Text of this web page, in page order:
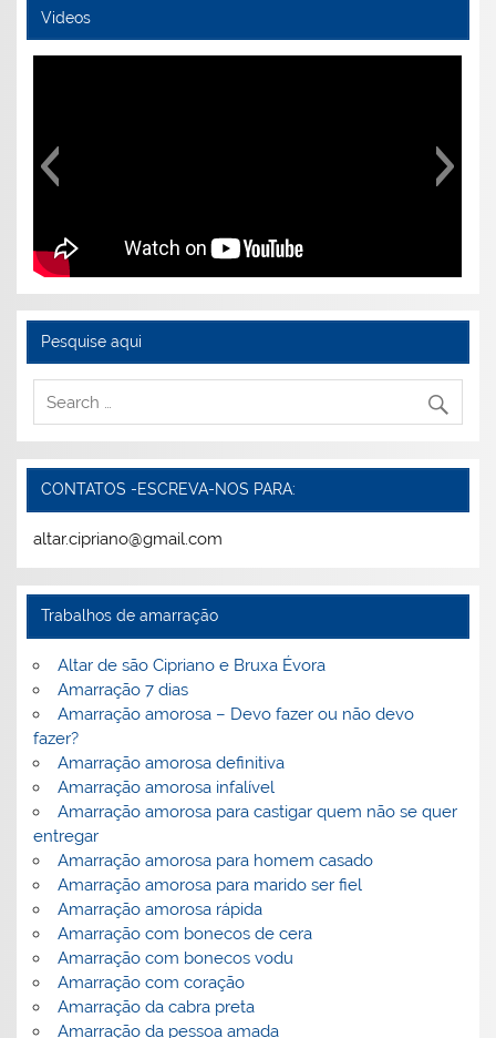
Videos
Pesquise aqui
CONTATOS -ESCREVA-NOS PARA:
altar.cipriano@gmail.com
Trabalhos de amarração
Altar de são Cipriano e Bruxa Évora
Amarração 7 dias
Amarração amorosa – Devo fazer ou não devo
fazer?
Amarração amorosa definitiva
Amarração amorosa infalível
Amarração amorosa para castigar quem não se quer
entregar
Amarração amorosa para homem casado
Amarração amorosa para marido ser fiel
Amarração amorosa rápida
Amarração com bonecos de cera
Amarração com bonecos vodu
Amarração com coração
Amarração da cabra preta
Amarração da pessoa amada